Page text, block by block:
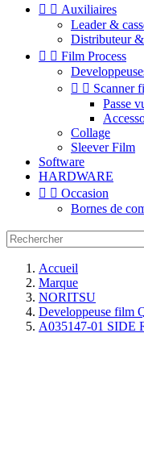
  Auxiliaires
Leader &
Distributeur
  Film Process
  Scanner
Passe
Collage
Sleever Film
Software
HARDWARE
  Occasion
Bornes de
Accueil
Marque
NORITSU
Developpeuse film
A035147-01 SIDE